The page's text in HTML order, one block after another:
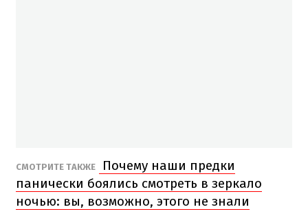
СМОТРИТЕ ТАКЖЕ
Почему наши предки
панически боялись смотреть в зеркало
ночью: вы, возможно, этого не знали